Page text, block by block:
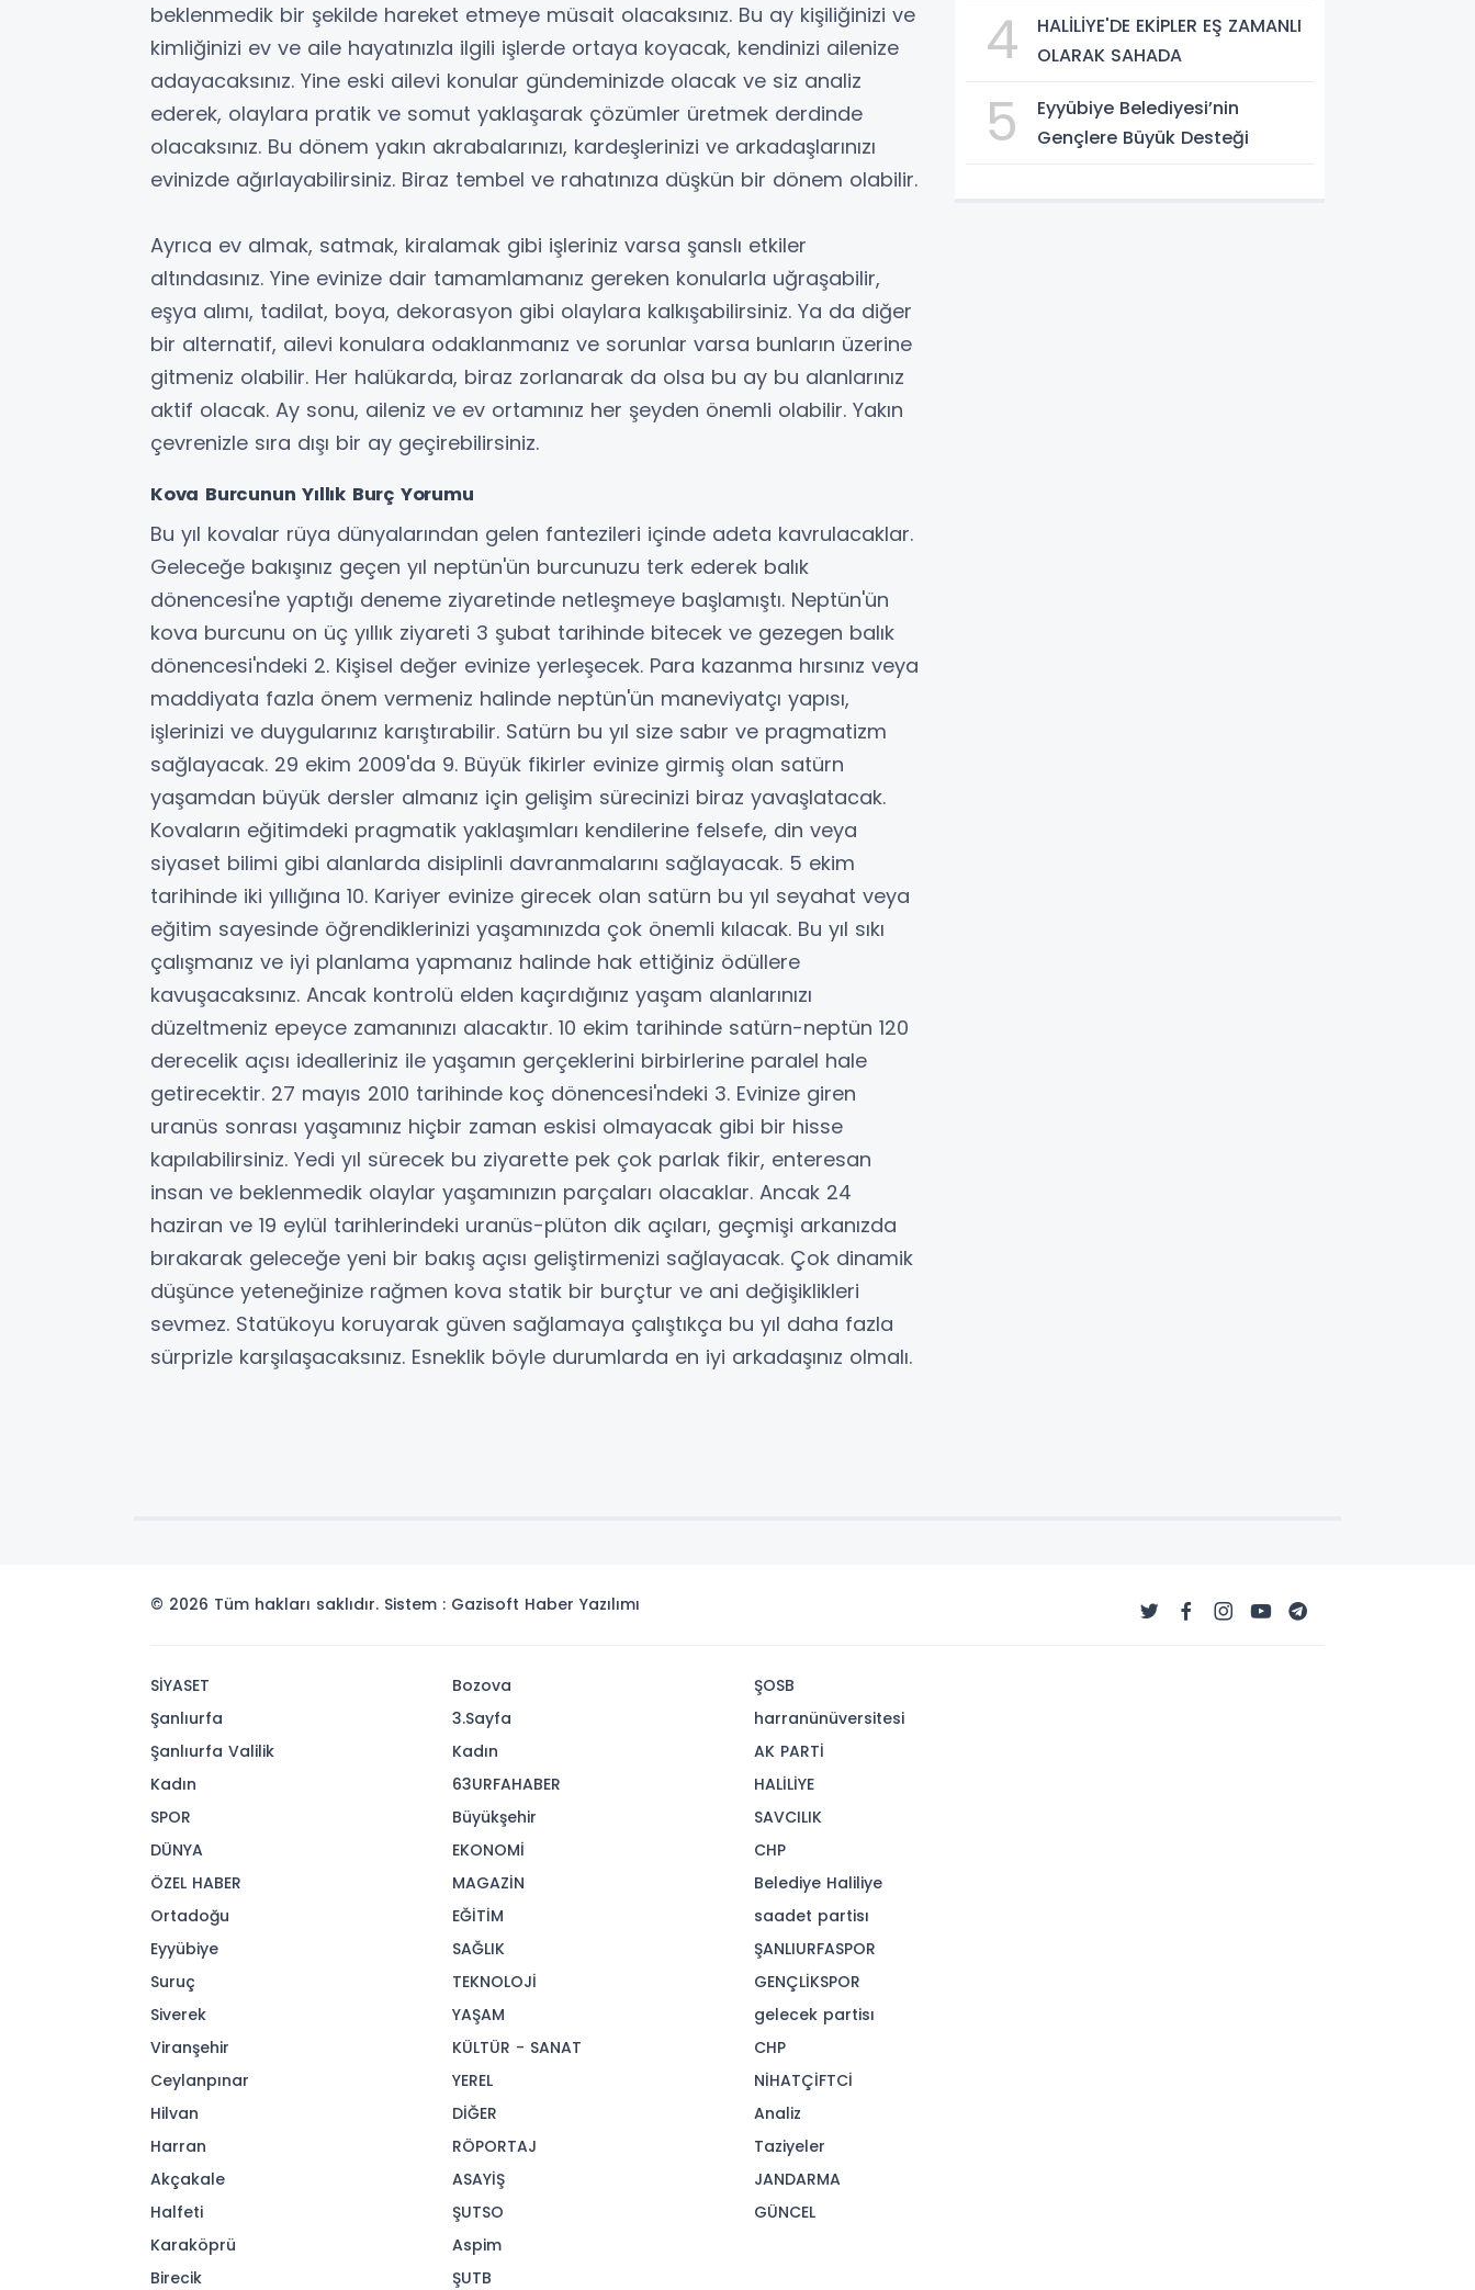
beklenmedik bir şekilde hareket etmeye müsait olacaksınız. Bu ay kişiliğinizi ve
kimliğinizi ev ve aile hayatınızla ilgili işlerde ortaya koyacak, kendinizi ailenize
adayacaksınız. Yine eski ailevi konular gündeminizde olacak ve siz analiz
ederek, olaylara pratik ve somut yaklaşarak çözümler üretmek derdinde
olacaksınız. Bu dönem yakın akrabalarınızı, kardeşlerinizi ve arkadaşlarınızı
evinizde ağırlayabilirsiniz. Biraz tembel ve rahatınıza düşkün bir dönem olabilir.
Ayrıca ev almak, satmak, kiralamak gibi işleriniz varsa şanslı etkiler
altındasınız. Yine evinize dair tamamlamanız gereken konularla uğraşabilir,
eşya alımı, tadilat, boya, dekorasyon gibi olaylara kalkışabilirsiniz. Ya da diğer
bir alternatif, ailevi konulara odaklanmanız ve sorunlar varsa bunların üzerine
gitmeniz olabilir. Her halükarda, biraz zorlanarak da olsa bu ay bu alanlarınız
aktif olacak. Ay sonu, aileniz ve ev ortamınız her şeyden önemli olabilir. Yakın
çevrenizle sıra dışı bir ay geçirebilirsiniz.
Kova Burcunun Yıllık Burç Yorumu
Bu yıl kovalar rüya dünyalarından gelen fantezileri içinde adeta kavrulacaklar.
Geleceğe bakışınız geçen yıl neptün'ün burcunuzu terk ederek balık
dönencesi'ne yaptığı deneme ziyaretinde netleşmeye başlamıştı. Neptün'ün
kova burcunu on üç yıllık ziyareti 3 şubat tarihinde bitecek ve gezegen balık
dönencesi'ndeki 2. Kişisel değer evinize yerleşecek. Para kazanma hırsınız veya
maddiyata fazla önem vermeniz halinde neptün'ün maneviyatçı yapısı,
işlerinizi ve duygularınız karıştırabilir. Satürn bu yıl size sabır ve pragmatizm
sağlayacak. 29 ekim 2009'da 9. Büyük fikirler evinize girmiş olan satürn
yaşamdan büyük dersler almanız için gelişim sürecinizi biraz yavaşlatacak.
Kovaların eğitimdeki pragmatik yaklaşımları kendilerine felsefe, din veya
siyaset bilimi gibi alanlarda disiplinli davranmalarını sağlayacak. 5 ekim
tarihinde iki yıllığına 10. Kariyer evinize girecek olan satürn bu yıl seyahat veya
eğitim sayesinde öğrendiklerinizi yaşamınızda çok önemli kılacak. Bu yıl sıkı
çalışmanız ve iyi planlama yapmanız halinde hak ettiğiniz ödüllere
kavuşacaksınız. Ancak kontrolü elden kaçırdığınız yaşam alanlarınızı
düzeltmeniz epeyce zamanınızı alacaktır. 10 ekim tarihinde satürn-neptün 120
derecelik açısı idealleriniz ile yaşamın gerçeklerini birbirlerine paralel hale
getirecektir. 27 mayıs 2010 tarihinde koç dönencesi'ndeki 3. Evinize giren
uranüs sonrası yaşamınız hiçbir zaman eskisi olmayacak gibi bir hisse
kapılabilirsiniz. Yedi yıl sürecek bu ziyarette pek çok parlak fikir, enteresan
insan ve beklenmedik olaylar yaşamınızın parçaları olacaklar. Ancak 24
haziran ve 19 eylül tarihlerindeki uranüs-plüton dik açıları, geçmişi arkanızda
bırakarak geleceğe yeni bir bakış açısı geliştirmenizi sağlayacak. Çok dinamik
düşünce yeteneğinize rağmen kova statik bir burçtur ve ani değişiklikleri
sevmez. Statükoyu koruyarak güven sağlamaya çalıştıkça bu yıl daha fazla
sürprizle karşılaşacaksınız. Esneklik böyle durumlarda en iyi arkadaşınız olmalı.
4
HALİLİYE'DE EKİPLER EŞ ZAMANLI
OLARAK SAHADA
5
Eyyübiye Belediyesi’nin
Gençlere Büyük Desteği
© 2026 Tüm hakları saklıdır. Sistem : Gazisoft Haber Yazılımı
SİYASET
Şanlıurfa
Şanlıurfa Valilik
Kadın
SPOR
DÜNYA
ÖZEL HABER
Ortadoğu
Eyyübiye
Suruç
Siverek
Viranşehir
Ceylanpınar
Hilvan
Harran
Akçakale
Halfeti
Karaköprü
Birecik
Bozova
3.Sayfa
Kadın
63URFAHABER
Büyükşehir
EKONOMİ
MAGAZİN
EĞİTİM
SAĞLIK
TEKNOLOJİ
YAŞAM
KÜLTÜR - SANAT
YEREL
DİĞER
RÖPORTAJ
ASAYİŞ
ŞUTSO
Aspim
ŞUTB
ŞOSB
harranünüversitesi
AK PARTİ
HALİLİYE
SAVCILIK
CHP
Belediye Haliliye
saadet partisı
ŞANLIURFASPOR
GENÇLİKSPOR
gelecek partisı
CHP
NİHATÇİFTCİ
Analiz
Taziyeler
JANDARMA
GÜNCEL